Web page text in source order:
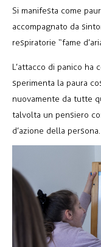
Si manifesta come
accompagnato da
respiratorie “fame
L’attacco di panico ha
sperimenta la paura
nuovamente da tutte
talvolta un pensiero
d’azione della persona.